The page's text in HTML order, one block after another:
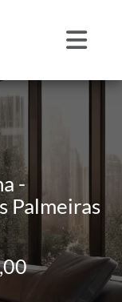
-
Palmeiras